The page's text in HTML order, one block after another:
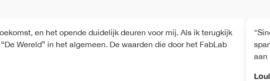
en het opende duidelijk deuren voor mij. Als ik terugkijk
Wereld” in het algemeen. De waarden die door het FabLab
aan